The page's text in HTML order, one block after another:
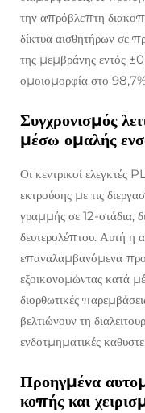
την απρόβλεπτη
δίκτυα αισθητήρων σε
της μεμβράνης εντός
ομοιομορφία στο
Συγχρονισμός
μέσω ομαλής
Οι κεντρικοί ελεγκτές
εκτρούσης με τις
γραμμής σε 12-στάδια,
δευτερολέπτου. Αυτή η
επαναλαμβανόμενα
εξοικονομώντας κατά
διορθωτικές
βελτιώνουν τη
ενδοτμηματικές
Προηγμένα
κοπής και